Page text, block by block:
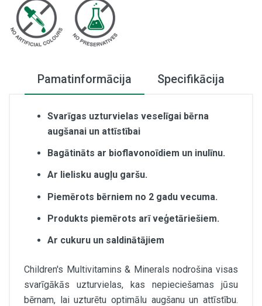
Pamatinformācija Specifikācija
Svarīgas uzturvielas veselīgai bērna
augšanai un attīstībai
Bagātināts ar bioflavonoīdiem un inulīnu.
Ar lielisku augļu garšu.
Piemērots bērniem no 2 gadu vecuma.
Produkts piemērots arī veģetāriešiem.
Ar cukuru un saldinātājiem
Children's Multivitamins & Minerals nodrošina visas
svarīgākās uzturvielas, kas nepieciešamas jūsu
bērnam, lai uzturētu optimālu augšanu un attīstību.